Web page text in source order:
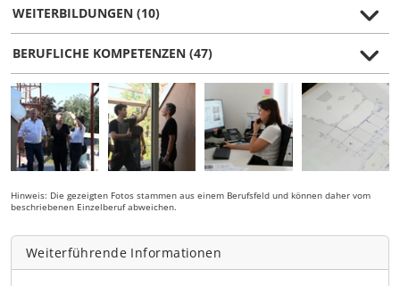
WEITERBILDUNGEN (10)
BERUFLICHE KOMPETENZEN (47)
Hinweis: Die gezeigten Fotos stammen aus einem Berufsfeld und können daher vom
beschriebenen Einzelberuf abweichen.
Weiterführende Informationen